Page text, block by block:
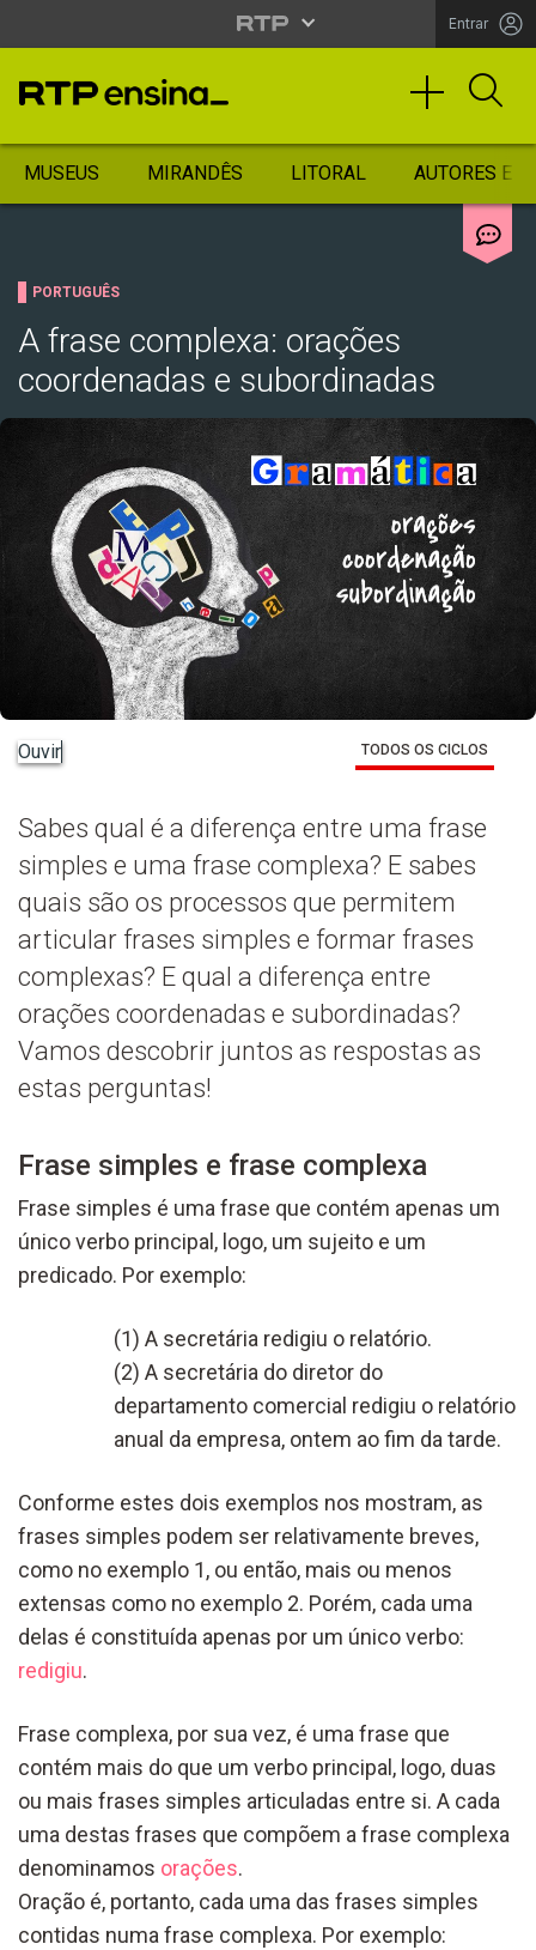
Entrar
MUSEUS MIRANDÊS LITORAL AUTORES
PORTUGUÊS
A frase complexa: orações
coordenadas e subordinadas
Ouvir TODOS OS CICLOS
Sabes qual é a diferença entre uma frase
simples e uma frase complexa? E sabes
quais são os processos que permitem
articular frases simples e formar frases
complexas? E qual a diferença entre
orações coordenadas e subordinadas?
Vamos descobrir juntos as respostas as
estas perguntas!
Frase simples e frase complexa
Frase simples é uma frase que contém apenas um
único verbo principal, logo, um sujeito e um
predicado. Por exemplo:
(1) A secretária redigiu o relatório.
(2) A secretária do diretor do
departamento comercial redigiu o relatório
anual da empresa, ontem ao fim da tarde.
Conforme estes dois exemplos nos mostram, as
frases simples podem ser relativamente breves,
como no exemplo 1, ou então, mais ou menos
extensas como no exemplo 2. Porém, cada uma
delas é constituída apenas por um único verbo:
redigiu.
Frase complexa, por sua vez, é uma frase que
contém mais do que um verbo principal, logo, duas
ou mais frases simples articuladas entre si. A cada
uma destas frases que compõem a frase complexa
denominamos orações.
Oração é, portanto, cada uma das frases simples
contidas numa frase complexa. Por exemplo: